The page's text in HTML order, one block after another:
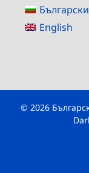
Български
English
© 2026